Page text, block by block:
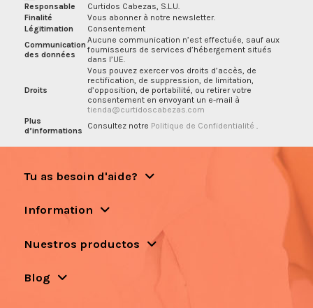
Responsable
Curtidos Cabezas, S.L.U.
Finalité
Vous abonner à notre newsletter.
Légitimation
Consentement
Communication
des données
Aucune communication n’est effectuée, sauf aux
fournisseurs de services d’hébergement situés
dans l’UE.
Droits
Vous pouvez exercer vos droits d’accès, de
rectification, de suppression, de limitation,
d’opposition, de portabilité, ou retirer votre
consentement en envoyant un e-mail à
tienda@curtidoscabezas.com
Plus
d’informations
Consultez notre Politique de Confidentialité
Tu as besoin d'aide?
Information
Nuestros productos
Blog